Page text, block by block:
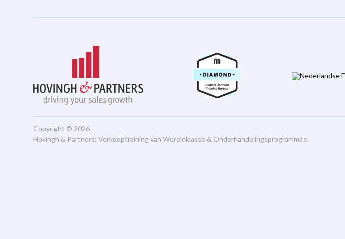
Copyright © 2026
Hovingh & Partners:Verkooptraining van Wereldklasse & Onderhandelingsprogramma's.